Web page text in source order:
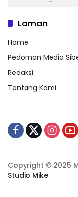
Laman
Home
Pedoman Media
Redaksi
Tentang Kami
Copyright © 2025
Studio Mike